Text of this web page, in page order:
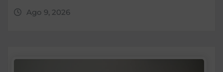
Ago 9, 2026